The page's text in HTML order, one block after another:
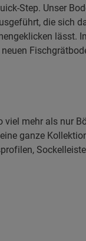
Step. Unser
die sich
lässt.
viel mehr als nur
ganze